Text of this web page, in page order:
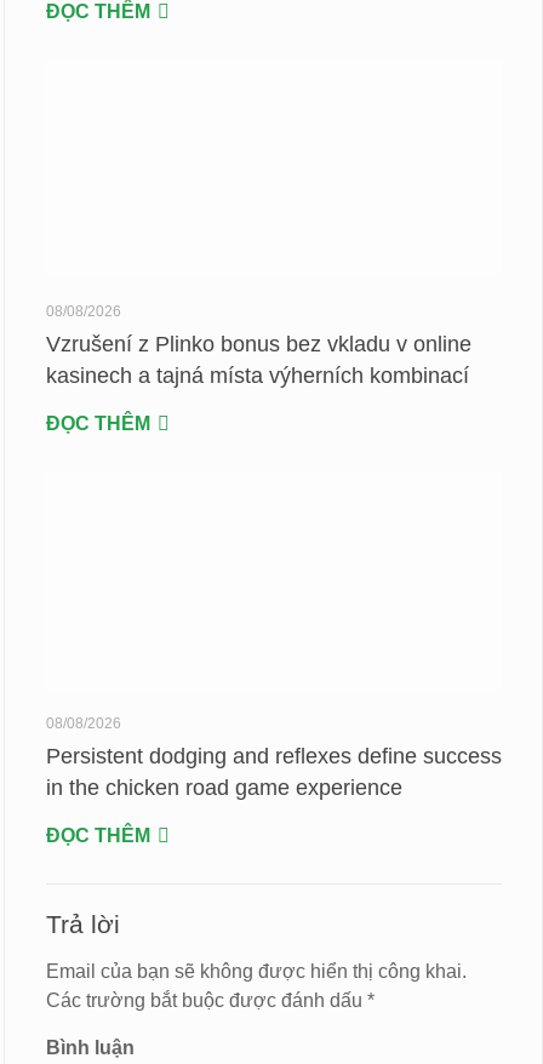
ĐỌC THÊM
08/08/2026
Vzrušení z Plinko bonus bez vkladu v online
kasinech a tajná místa výherních kombinací
ĐỌC THÊM
08/08/2026
Persistent dodging and reflexes define success
in the chicken road game experience
ĐỌC THÊM
Trả lời
Email của bạn sẽ không được hiển thị công khai.
Các trường bắt buộc được đánh dấu *
Bình luận